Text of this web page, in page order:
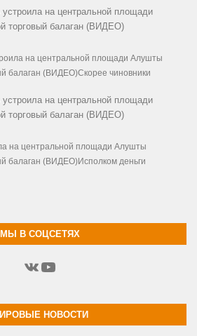
устроила на центральной площади
торговый балаган (ВИДЕО)
на центральной площади Алушты
балаган (ВИДЕО)Скорее чиновники
устроила на центральной площади
торговый балаган (ВИДЕО)
на центральной площади Алушты
балаган (ВИДЕО)Исполком деньги
МЫ В СОЦСЕТЯХ
ВКонтакте
YouTube
НОВОСТИ